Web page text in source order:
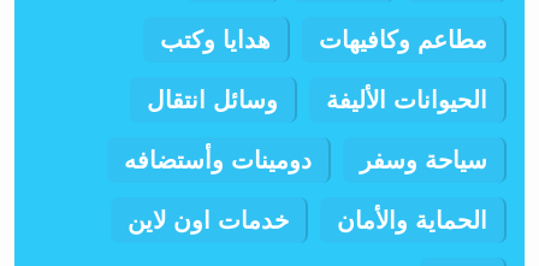
مطاعم وكافيهات هدايا وكتب
الحيوانات الأليفة وسائل انتقال
سياحة وسفر دومينات وأستضافه
الحماية والأمان خدمات اون لاين